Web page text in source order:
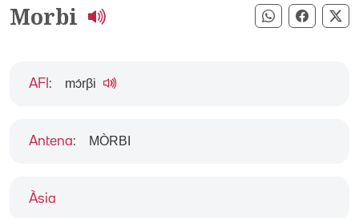
Morbi Compartir
Àsia
AFI : mɔ́rβi
Antena: MÒRBI